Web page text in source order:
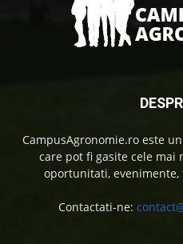
CampusAgronomie.ro este
care pot fi gasite cele
oportunitati, evenimente,
Contactati-ne: